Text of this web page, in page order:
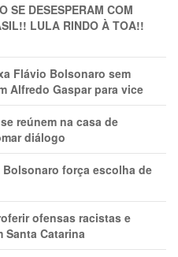
SE DESESPERAM COM
LULA RINDO À TOA!!
Flávio Bolsonaro sem
Alfredo Gaspar para vice
reúnem na casa de
diálogo
Bolsonaro força escolha de
ofensas racistas e
Catarina